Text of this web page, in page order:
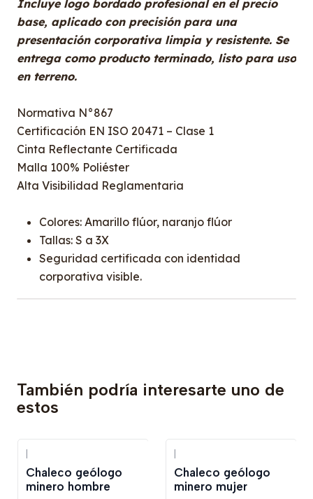
Incluye logo bordado profesional en el precio
base, aplicado con precisión para una
presentación corporativa limpia y resistente. Se
entrega como producto terminado, listo para uso
en terreno.
Normativa N°867
Certificación EN ISO 20471 – Clase 1
Cinta Reflectante Certificada
Malla 100% Poliéster
Alta Visibilidad Reglamentaria
Colores: Amarillo flúor, naranjo flúor
Tallas: S a 3X
Seguridad certificada con identidad
corporativa visible.
También podría interesarte uno de
estos
Chaleco geólogo
minero hombre
Chaleco geólogo
minero mujer